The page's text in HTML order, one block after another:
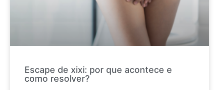
Escape de xixi: por que acontece e
como resolver?